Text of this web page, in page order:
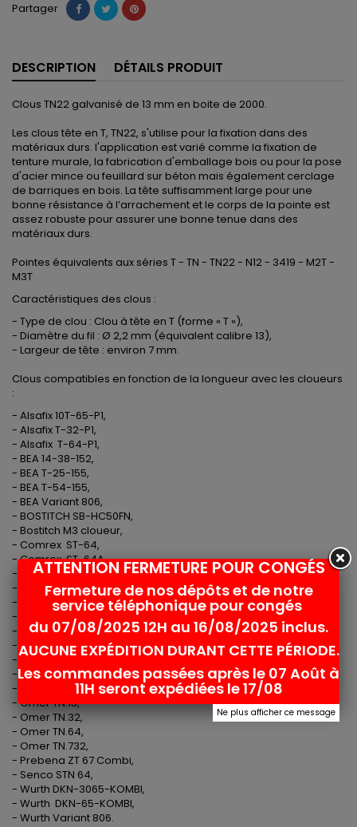
Partager
DESCRIPTION DÉTAILS PRODUIT
Clous TN22 galvanisé de 13 mm en boite de 2000.
Les clous tête en T, TN22, s'utilise pour la fixation dans des
matériaux durs. l'application est varié comme la fixation de
tenture murale, la fabrication d'emballage bois ou pour la pose
d'acier mince ou feuillard sur béton mais également cerclage
de barriques en bois. La tête suffisamment large pour une
bonne résistance à l’arrachement et le corps de la pointe est
assez robuste pour assurer une bonne tenue dans des
matériaux durs.
Pointes équivalents aux séries T - TN - TN22 - N12 - 3419 - M2T -
M3T
Caractéristiques des clous :
- Type de clou : Clou à tête en T (forme « T »),
- Diamètre du fil : Ø 2,2 mm (équivalent calibre 13),
- Largeur de tête : environ 7 mm.
Clous compatibles en fonction de la longueur avec les cloueurs
:
- Alsafix 10T-65-P1,
- Alsafix T-32-P1,
- Alsafix T-64-P1,
- BEA 14-38-152,
- BEA T-25-155,
- BEA T-54-155,
- BEA Variant 806,
- BOSTITCH SB-HC50FN,
- Bostitch M3 cloueur,
- Comrex ST-64,
- Comrex ST-64A,
- Comrex ST-64B,
- Deuzer ST-64,
- Deuzer ST-64A,
- Deuzer ST-64B,
- Haubold TN-64-A-22,
- Holz-Her 3414-TYPE-C,
- Holz-Her 3418,
- Holz-Her 3419,
- Mecafer 161500,
- Omer TN.15,
- Omer TN.32,
- Omer TN.64,
- Omer TN.732,
- Prebena ZT 67 Combi,
- Senco STN 64,
- Wurth DKN-3065-KOMBI,
- Wurth DKN-65-KOMBI,
- Wurth Variant 806.
ATTENTION FERMETURE POUR CONGÉS
Fermeture de nos dépôts et de notre
service téléphonique pour congés
du 07/08/2025 12H au 16/08/2025 inclus.
AUCUNE EXPÉDITION DURANT CETTE PÉRIODE.
Les commandes passées après le 07 Août à
11H seront expédiées le 17/08
Ne plus afficher ce message